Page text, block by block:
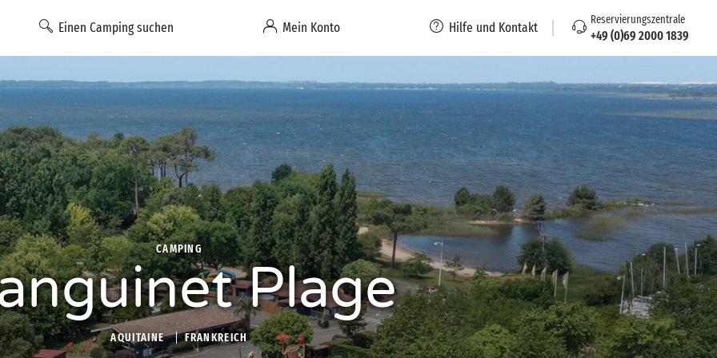
Einen Camping suchen Mein Konto Hilfe und Kontakt Reservierungszentrale
+49 (0)69 2000 1839
CAMPING
Plage
AQUITAINE FRANKREICH